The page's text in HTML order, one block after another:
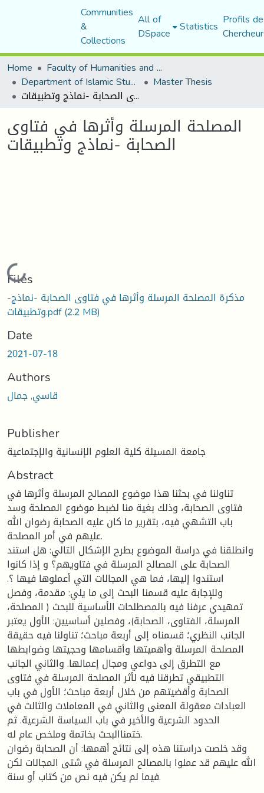
Communities
&
Collections
All of
DSpace Statistics Profils
Home
Faculty of Humanities and Social Sciences
Department of Islamic Studies Master Thesis
المصلحة المرسلة وأثرها في فتاوى الصحابة -نماذج وتطبيقات
المصلحة المرسلة وأثرها في فتاوى
الصحابة -نماذج وتطبيقات
Loading...
Files
-مذكرة المصلحة المرسلة وأثرها في فتاوى الصحابة -نماذج
وتطبيقات.pdf(2.2 MB)
Date
2021-07-18
Authors
قاسي, جمال
Publisher
جامعة المسيلة كلية العلوم الإنسانية والإجتماعية
Abstract
تناولنا في بحثنا هذا موضوع المصالح المرسلة وأثرها في
فتاوى الصحابة، وذلك بغية منا لضبط موضوع المصلحة وسد
باب التشهي فيه، بتقرير ما كان عليه الصحابة رضوان الله
عليهم في أمر المصلحة.
وانطلقنا في دراسة الموضوع بطرح الإشكال التالي: هل استند
الصحابة على المصالح المرسلة في فتاويهم؟ و إذا كانوا
استندوا إليها، فما هي المجالات التي أعملوها فيها ؟.
وللإجابة عليه قسمنا البحث إلى ما يلي: مقدمة، وفصل
تمهيدي عرفنا فيه بالمصطلحات الأساسية للبحث ( المصلحة،
المرسلة، الفتاوى، الصحابة)، وفصلين أساسيين: الأول يعتبر
الجانب النظري؛ قسمناه إلى أربعة مباحث؛ تناولنا فيه حقيقة
المصلحة المرسلة وأهميتها وأقسامها وحجيتها وضوابطها
مع التطرق إلى دواعي ومجال إعمالها. والثاني الجانب
التطبيقي تطرقنا فيه لأثر المصلحة المرسلة في فتاوى
الصحابة وأقضيتهم من خلال أربعة مباحث؛ الأول في باب
العبادات معقولة المعنى والثاني في المعاملات والثالث في
الحدود الشرعية والأخير في باب السياسة الشرعية. ثم
ختمناالبحث بخاتمة وملخص عام له.
وقد خلصت دراستنا هذه إلى نتائج أهمها: أن الصحابة رضوان
الله عليهم قد عملوا بالمصالح المرسلة في شتى المجالات لكن
فيما لم يكن فيه نص من كتاب أو سنة.